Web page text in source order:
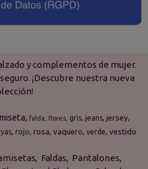
y complementos de mujer.
¡Descubre nuestra nueva
falda flores gris jeans jersey
rojo rosa vaquero verde vestido
Faldas
Pantalones